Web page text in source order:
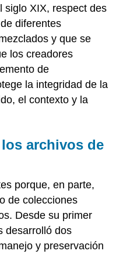
siglo XIX, respect des
diferentes
y que se
los creadores
de
la integridad de la
el contexto y la
archivos de
porque, en parte,
de colecciones
Desde su primer
desarrolló dos
y preservación